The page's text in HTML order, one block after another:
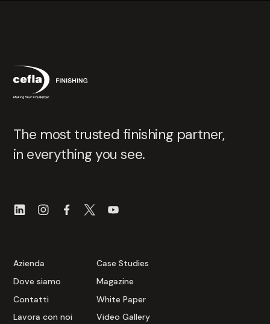
The most trusted finishing partner,
in everything you see.
Azienda
Dove siamo
Contatti
Lavora con noi
Case Studies
Magazine
White Paper
Video Gallery